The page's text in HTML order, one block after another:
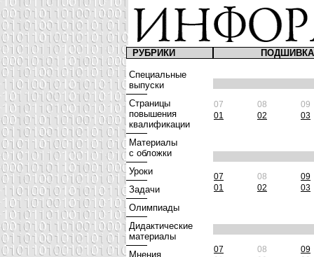
РУБРИКИ
Специальные
выпуски
Страницы
повышения
квалификации
Материалы
с обложки
Уроки
Задачи
Олимпиады
Дидактические
материалы
Мнения
07 08
09
01
02 03
07 08
09
01
02 03
07 08
09